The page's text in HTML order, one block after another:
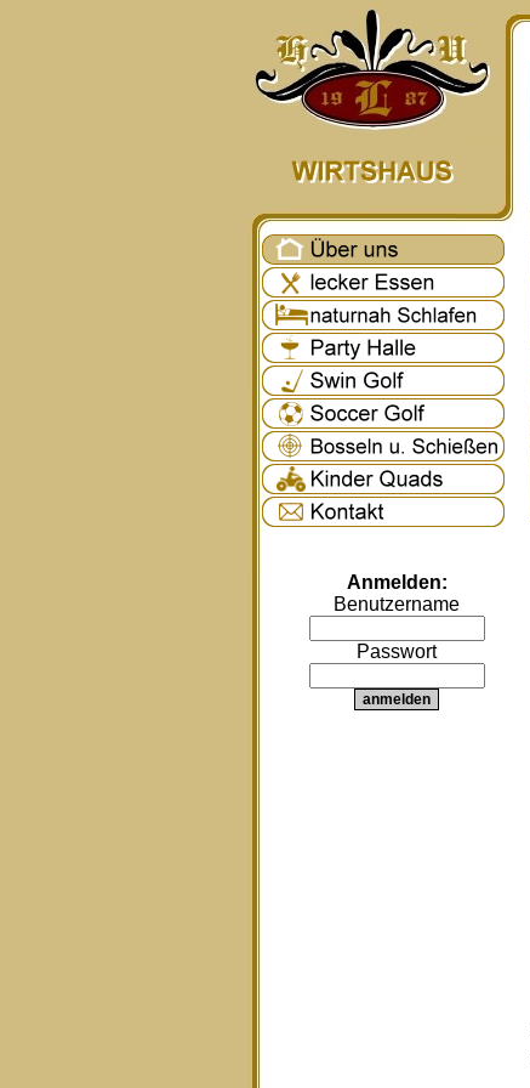
Anmelden:
Benutzername
Passwort